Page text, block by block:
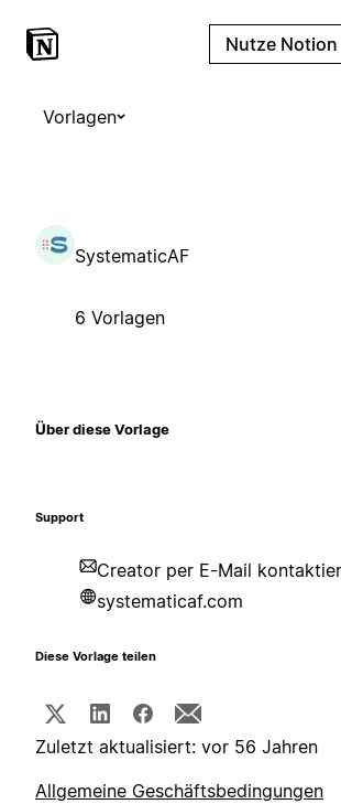
Nutze
Vorlagen
SystematicAF
6 Vorlagen
Über diese Vorlage
Support
Creator per E-Mail
systematicaf.com
Diese Vorlage teilen
Zuletzt aktualisiert: vor 56 Jahren
Allgemeine Geschäftsbedingungen